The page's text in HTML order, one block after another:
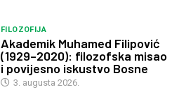
FILOZOFIJA
Akademik Muhamed Filipović
(1929–2020): filozofska misao
i povijesno iskustvo Bosne
3. augusta 2026.